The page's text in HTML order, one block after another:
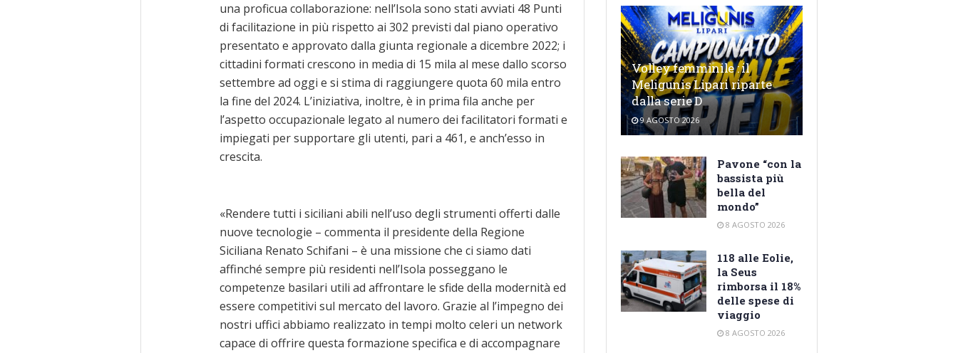
una proficua collaborazione: nell’Isola sono stati avviati 48 Punti
di facilitazione in più rispetto ai 302 previsti dal piano operativo
presentato e approvato dalla giunta regionale a dicembre 2022; i
cittadini formati crescono in media di 15 mila al mese dallo scorso
settembre ad oggi e si stima di raggiungere quota 60 mila entro
la fine del 2024. L’iniziativa, inoltre, è in prima fila anche per
l’aspetto occupazionale legato al numero dei facilitatori formati e
impiegati per supportare gli utenti, pari a 461, e anch’esso in
crescita.
«Rendere tutti i siciliani abili nell’uso degli strumenti offerti dalle
nuove tecnologie – commenta il presidente della Regione
Siciliana Renato Schifani – è una missione che ci siamo dati
affinché sempre più residenti nell’Isola posseggano le
competenze basilari utili ad affrontare le sfide della modernità ed
essere competitivi sul mercato del lavoro. Grazie al l’impegno dei
nostri uffici abbiamo realizzato in tempi molto celeri un network
capace di offrire questa formazione specifica e di accompagnare
Volley femminile : il
Meligunis Lipari riparte
dalla serie D
9 AGOSTO 2026
Pavone “con la
bassista più
bella del
mondo”
8 AGOSTO 2026
118 alle Eolie,
la Seus
rimborsa il 18%
delle spese di
viaggio
8 AGOSTO 2026